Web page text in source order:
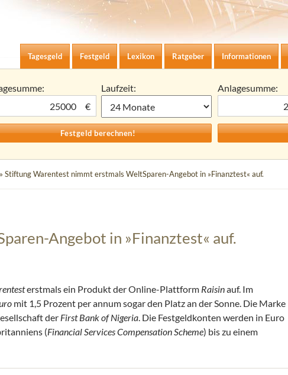
Zinsen berechnen
Zum Inhalt springen
Tagesgeld
Festgeld Lexikon Ratgeber Informationen
€
Laufzeit:
Anlagesumme:
» Stiftung Warentest nimmt erstmals WeltSparen-Angebot in »Finanztest« auf.
Angebot in »Finanztest« auf.
erstmals ein Produkt der Online-Plattform Raisinauf. Im
mit 1,5 Prozent per annum sogar den Platz an der Sonne. Die Marke
der First Bank of Nigeria. Die Festgeldkonten werden in Euro
(Financial Services Compensation Scheme) bis zu einem